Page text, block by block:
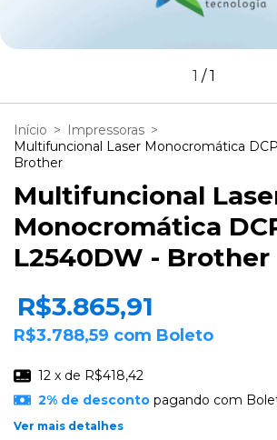
1 /1
Início > Impressoras >
Multifuncional Laser Monocromática
Brother
Multifuncional
Monocromática
L2540DW - Brother
R$3.865,91
R$3.788,59 com Boleto
12 x de R$418,42
2% de descontopagando com
Ver mais detalhes